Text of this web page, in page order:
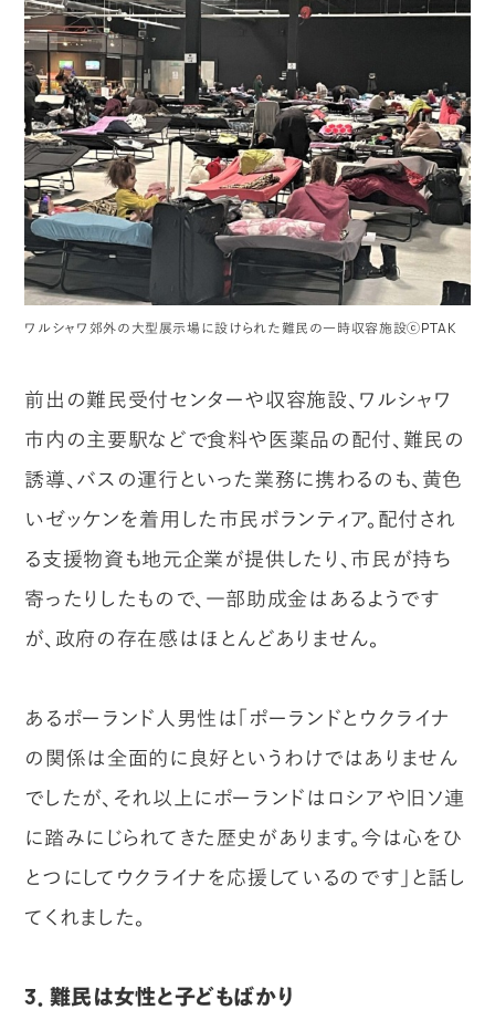
ワルシャワ郊外の大型展示場に設けられた難民の一時収容施設ⓒPTAK
前出の難民受付センターや収容施設、ワルシャワ
市内の主要駅などで食料や医薬品の配付、難民の
誘導、バスの運行といった業務に携わるのも、黄色
いゼッケンを着用した市民ボランティア。配付され
る支援物資も地元企業が提供したり、市民が持ち
寄ったりしたもので、一部助成金はあるようです
が、政府の存在感はほとんどありません。
あるポーランド人男性は「ポーランドとウクライナ
の関係は全面的に良好というわけではありません
でしたが、それ以上にポーランドはロシアや旧ソ連
に踏みにじられてきた歴史があります。今は心をひ
とつにしてウクライナを応援しているのです」と話し
てくれました。
3．難民は女性と子どもばかり